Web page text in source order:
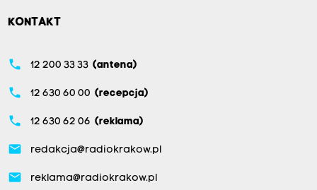
KONTAKT
phone 12 200 33 33 (antena)
phone 12 630 60 00 (recepcja)
phone 12 630 62 06 (reklama)
email redakcja@radiokrakow.pl
email reklama@radiokrakow.pl